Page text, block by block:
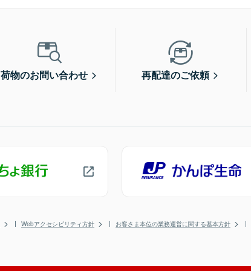
荷物のお問い合わせ 再配達のご依頼
Webアクセシビリティ方針 お客さま本位の業務運営に関する基本方針